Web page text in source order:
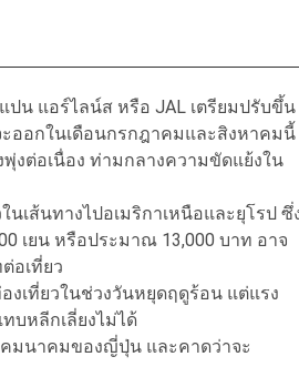
น แอร์ไลน์ส หรือ JAL เตรียมปรับขึ้น
ออกในเดือนกรกฎาคมและสิงหาคมนี้
งต่อเนื่อง ท่ามกลางความขัดแย้งใน
เส้นทางไปอเมริกาเหนือและยุโรป ซึ่
เยน หรือประมาณ 13,000 บาท อาจ
อเที่ยว
งเที่ยวในช่วงวันหยุดฤดูร้อน แต่แรง
บหลีกเลี่ยงไม่ได้
คมนาคมของญี่ปุ่น และคาดว่าจะ